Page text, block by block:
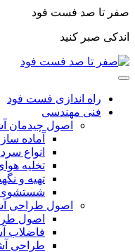
صفر تا صد فست فود
اندکی صبر کنید
راه اندازی فست فود
فنی مهندسی
اصول چیدمان
آماده
انواع
تخلیه
تهیه و
اصول طراحی
اصول
فاضلاب
طراحی